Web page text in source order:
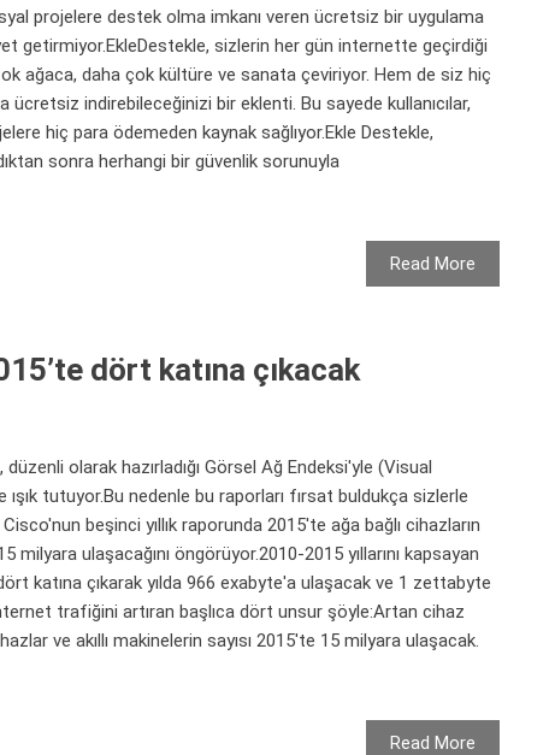
projelere destek olma imkanı veren ücretsiz bir uygulama
getirmiyor.EkleDestekle, sizlerin her gün internette geçirdiği
ağaca, daha çok kültüre ve sanata çeviriyor. Hem de siz hiç
ücretsiz indirebileceğinizi bir eklenti. Bu sayede kullanıcılar,
hiç para ödemeden kaynak sağlıyor.Ekle Destekle,
sonra herhangi bir güvenlik sorunuyla
Read More
dört katına çıkacak
olarak hazırladığı Görsel Ağ Endeksi'yle (Visual
tutuyor.Bu nedenle bu raporları fırsat buldukça sizlerle
beşinci yıllık raporunda 2015'te ağa bağlı cihazların
milyara ulaşacağını öngörüyor.2010-2015 yıllarını kapsayan
katına çıkarak yılda 966 exabyte'a ulaşacak ve 1 zettabyte
trafiğini artıran başlıca dört unsur şöyle:Artan cihaz
ve akıllı makinelerin sayısı 2015'te 15 milyara ulaşacak.
Read More